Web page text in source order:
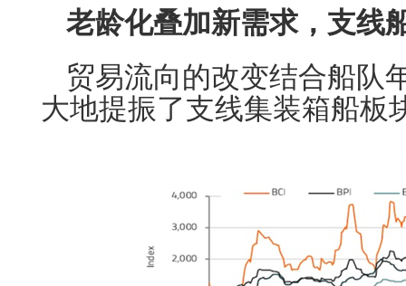
老龄化叠加新需求，支线
贸易流向的改变结合船队
大地提振了支线集装箱船板